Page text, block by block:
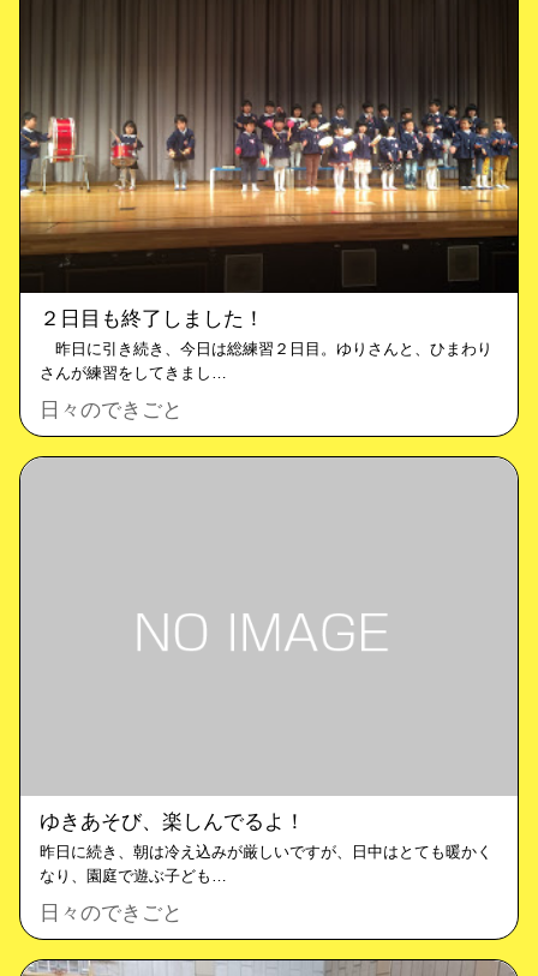
２日目も終了しました！
昨日に引き続き、今日は総練習２日目。ゆりさんと、ひまわり
さんが練習をしてきまし…
日々のできごと
ゆきあそび、楽しんでるよ！
昨日に続き、朝は冷え込みが厳しいですが、日中はとても暖かく
なり、園庭で遊ぶ子ども…
日々のできごと